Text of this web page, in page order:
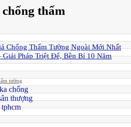
thấm
Chống Thấm Tường Ngoài Mới Nhất
Giải Pháp Triệt Để, Bền Bỉ 10 Năm
tường